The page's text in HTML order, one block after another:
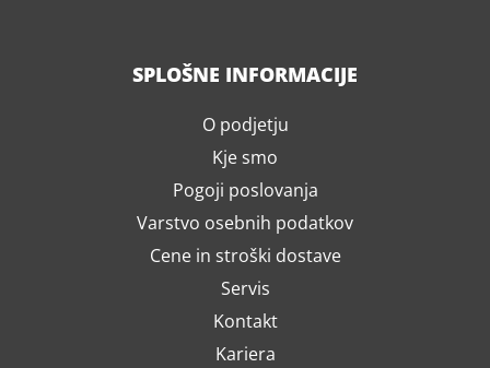
SPLOŠNE INFORMACIJE
O podjetju
Kje smo
Pogoji poslovanja
Varstvo osebnih podatkov
Cene in stroški dostave
Servis
Kontakt
Kariera